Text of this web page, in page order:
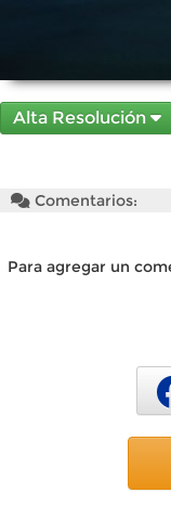
Alta Resolución
Comentarios:
Para agregar un